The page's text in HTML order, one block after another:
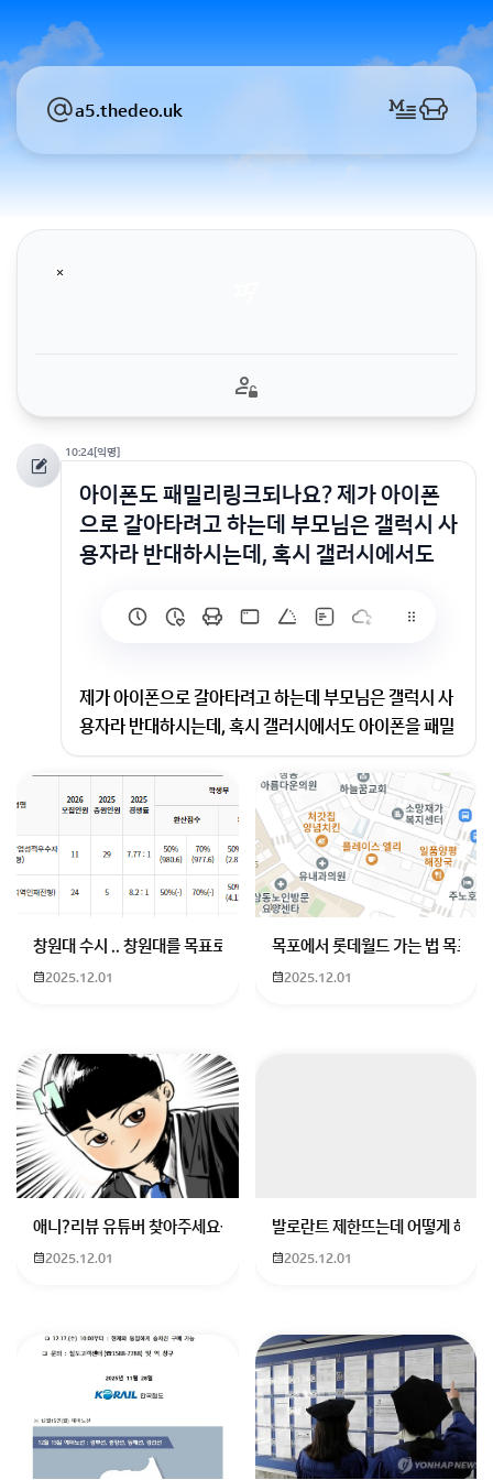
a5.thedeo.uk
10:24[익명]
아이폰도 패밀리링크되나요? 제가 아이폰
으로 갈아타려고 하는데 부모님은 갤럭시 사
용자라 반대하시는데, 혹시 갤러시에서도
제가 아이폰으로 갈아타려고 하는데 부모님은 갤럭시 사
용자라 반대하시는데, 혹시 갤러시에서도 아이폰을 패밀
리링크로 관리할수있나요?
아뇨 그대신 부모님의 아이패드나 아이폰을 사용해서 시
간제한을 걸 수는 있어용
회원가입 혹은 광고 [X]를 누르면 내용이 보입니다
창원대 수시 .. 창원대를 목표로 하고 있는 09년생입니다 지금 제 내신이
2025.12.01
목포에서 롯데월드 가는 법 목포
2025.12.01
애니?리뷰 유튜버 찾아주세요ㅠㅠ 무슨 검정머리 남자 캐릭터에 더빙하
2025.12.01
발로란트 제한뜨는데 어떻게 해야
2025.12.01